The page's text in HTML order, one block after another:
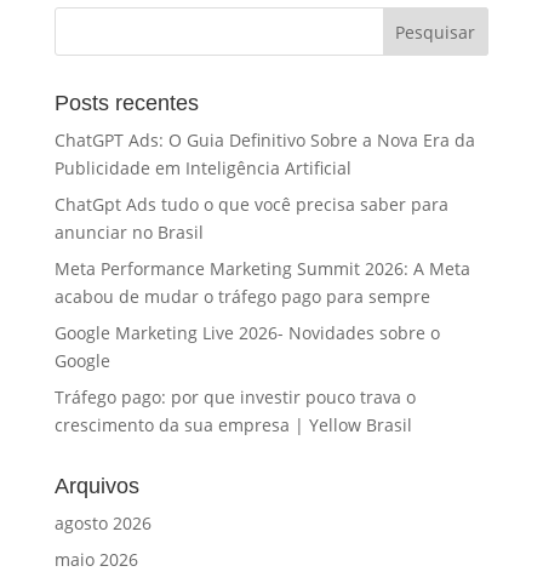
Posts recentes
ChatGPT Ads: O Guia Definitivo Sobre a Nova Era da
Publicidade em Inteligência Artificial
ChatGpt Ads tudo o que você precisa saber para
anunciar no Brasil
Meta Performance Marketing Summit 2026: A Meta
acabou de mudar o tráfego pago para sempre
Google Marketing Live 2026- Novidades sobre o
Google
Tráfego pago: por que investir pouco trava o
crescimento da sua empresa | Yellow Brasil
Arquivos
agosto 2026
maio 2026